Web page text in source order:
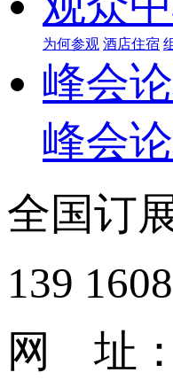
为何参观 酒店住宿
峰会
峰会
全国订
139
网 址：